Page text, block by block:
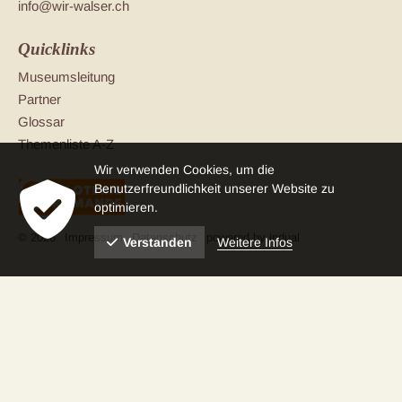
info@wir-walser.ch
Quicklinks
Museumsleitung
Partner
Glossar
Themenliste A-Z
© 2026 Impressum Datenschutz powered by indual
Wir verwenden Cookies, um die
Benutzerfreundlichkeit unserer Website zu
optimieren.
Verstanden Weitere Infos